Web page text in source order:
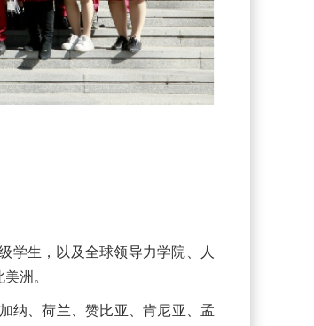
学生，以及全球领导力学院、人
洲。
纳、荷兰、赞比亚、肯尼亚、孟